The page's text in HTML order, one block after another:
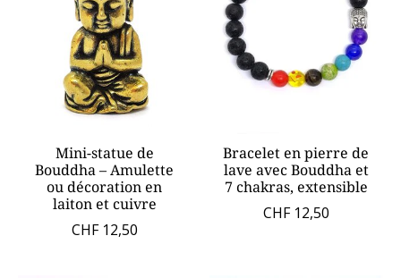
Mini-statue de
Bouddha – Amulette
ou décoration en
laiton et cuivre
CHF 12,50
Bracelet en pierre de
lave avec Bouddha et
7 chakras, extensible
CHF 12,50